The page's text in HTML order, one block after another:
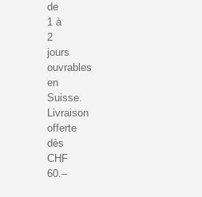
de
1 à
2
jours
ouvrables
en
Suisse.
Livraison
offerte
dès
CHF
60.–